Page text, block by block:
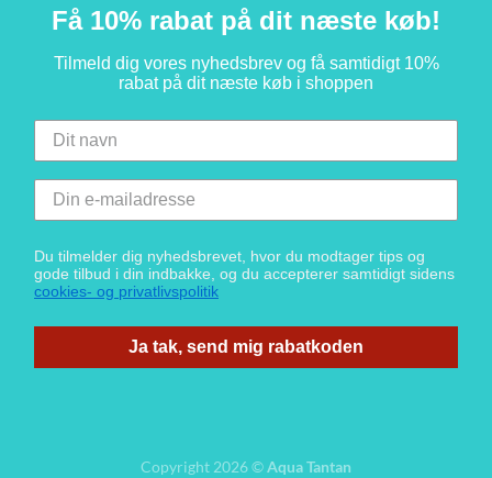
Få 10% rabat på dit næste køb!
Tilmeld dig vores nyhedsbrev og få samtidigt 10%
rabat på dit næste køb i shoppen
Du tilmelder dig nyhedsbrevet, hvor du modtager tips og
gode tilbud i din indbakke, og du accepterer samtidigt sidens
cookies- og privatlivspolitik
Ja tak, send mig rabatkoden
Copyright 2026 ©Aqua Tantan